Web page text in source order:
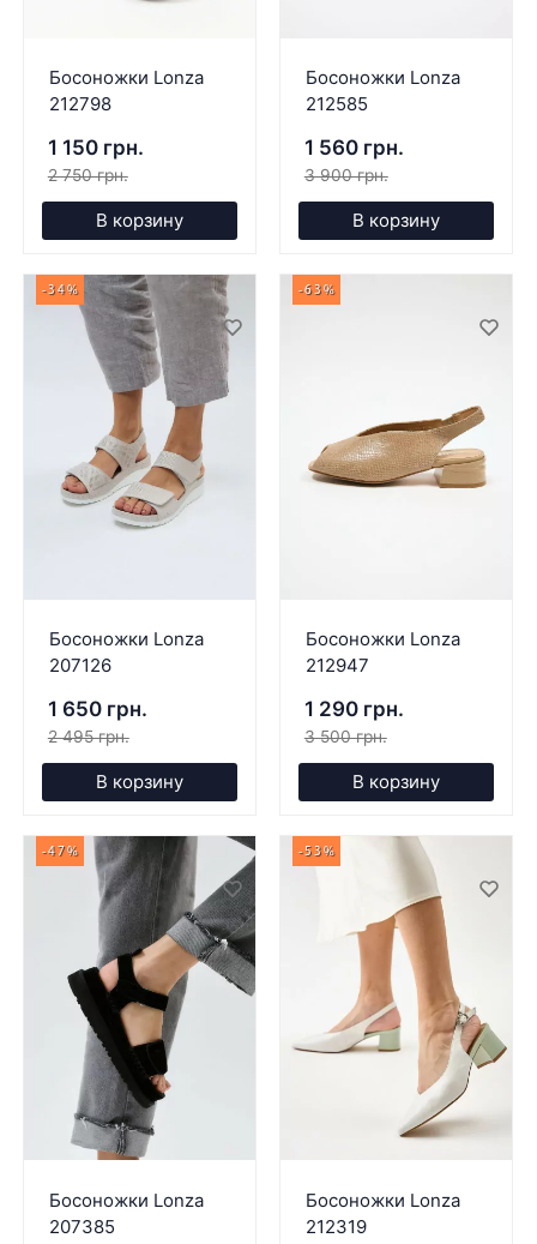
Босоножки Lonza
212798
1 150 грн.
2 750 грн.
В корзину
Босоножки Lonza
212585
1 560 грн.
3 900 грн.
В корзину
-34%
Босоножки Lonza
207126
1 650 грн.
2 495 грн.
В корзину
-63%
Босоножки Lonza
212947
1 290 грн.
3 500 грн.
В корзину
-47%
Босоножки Lonza
207385
-53%
Босоножки Lonza
212319